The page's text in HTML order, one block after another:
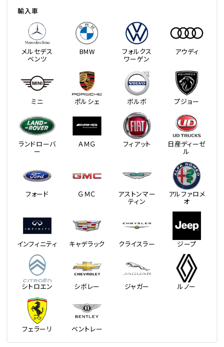
輸入車
メルセデス
ベンツ
BMW フォルクス
ワーゲン
アウディ
ミニ ポルシェ ボルボ プジョー
ランドローバ
ー
ＡＭＧ フィアット 日産ディーゼ
ル
フォード ＧＭＣ アストンマー
ティン
アルファロメ
オ
インフィニティ キャデラック クライスラー ジープ
シトロエン シボレー ジャガー ルノー
フェラーリ ベントレー